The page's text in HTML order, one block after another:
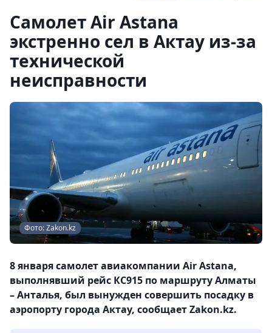
Самолет Air Astana
экстренно сел в Актау из-за
технической
неисправности
Фото: Zakon.kz
8 января самолет авиакомпании Air Astana,
выполнявший рейс КС915 по маршруту Алматы
– Анталья, был вынужден совершить посадку в
аэропорту города Актау, сообщает Zakon.kz.